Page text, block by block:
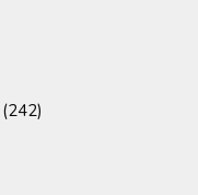
(242)